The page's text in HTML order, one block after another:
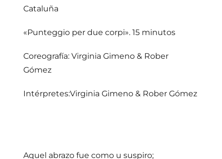
Cataluña
«Punteggio per due corpi». 15 minutos
Coreografía: Virginia Gimeno & Rober
Gómez
Intérpretes:Virginia Gimeno & Rober Gómez
Aquel abrazo fue como u suspiro;